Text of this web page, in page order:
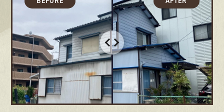
募集要項
先輩インタビュー
エントリー
有資格者が、無料建物診断いたします!!